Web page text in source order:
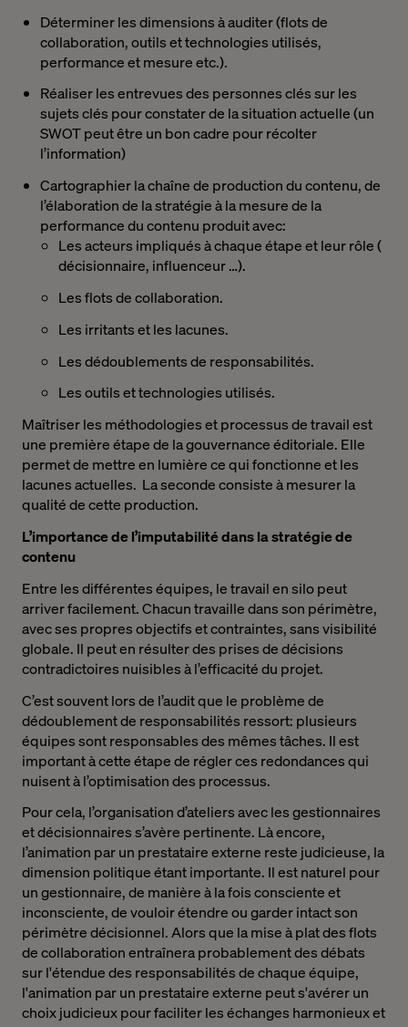
Déterminer les dimensions à auditer (flots de
collaboration, outils et technologies utilisés,
performance et mesure etc.).
Réaliser les entrevues des personnes clés sur les
sujets clés pour constater de la situation actuelle (un
SWOT peut être un bon cadre pour récolter
l’information)
Cartographier la chaîne de production du contenu, de
l’élaboration de la stratégie à la mesure de la
performance du contenu produit avec:
Les acteurs impliqués à chaque étape et leur rôle (
décisionnaire, influenceur …).
Les flots de collaboration.
Les irritants et les lacunes.
Les dédoublements de responsabilités.
Les outils et technologies utilisés.
Maîtriser les méthodologies et processus de travail est
une première étape de la gouvernance éditoriale. Elle
permet de mettre en lumière ce qui fonctionne et les
lacunes actuelles. La seconde consiste à mesurer la
qualité de cette production.
L’importance de l’imputabilité dans la stratégie de
contenu
Entre les différentes équipes, le travail en silo peut
arriver facilement. Chacun travaille dans son périmètre,
avec ses propres objectifs et contraintes, sans visibilité
globale. Il peut en résulter des prises de décisions
contradictoires nuisibles à l’efficacité du projet.
C’est souvent lors de l’audit que le problème de
dédoublement de responsabilités ressort: plusieurs
équipes sont responsables des mêmes tâches. Il est
important à cette étape de régler ces redondances qui
nuisent à l’optimisation des processus.
Pour cela, l’organisation d’ateliers avec les gestionnaires
et décisionnaires s’avère pertinente. Là encore,
l’animation par un prestataire externe reste judicieuse, la
dimension politique étant importante. Il est naturel pour
un gestionnaire, de manière à la fois consciente et
inconsciente, de vouloir étendre ou garder intact son
périmètre décisionnel. Alors que la mise à plat des flots
de collaboration entraînera probablement des débats
sur l'étendue des responsabilités de chaque équipe,
l'animation par un prestataire externe peut s'avérer un
choix judicieux pour faciliter les échanges harmonieux et